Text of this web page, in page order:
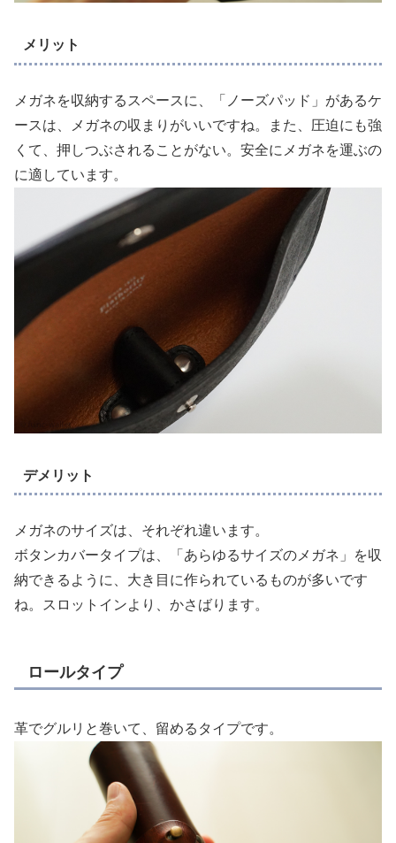
メリット
メガネを収納するスペースに、「ノーズパッド」があるケ
ースは、メガネの収まりがいいですね。また、圧迫にも強
くて、押しつぶされることがない。安全にメガネを運ぶの
に適しています。
デメリット
メガネのサイズは、それぞれ違います。
ボタンカバータイプは、「あらゆるサイズのメガネ」を収
納できるように、大き目に作られているものが多いです
ね。スロットインより、かさばります。
ロールタイプ
革でグルリと巻いて、留めるタイプです。